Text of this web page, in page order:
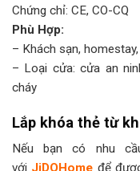
Chứng chỉ: CE, CO-CQ
Phù Hợp:
– Khách sạn,
– Loại cửa: cửa an
cháy
Lắp khóa thẻ từ
Nếu bạn có nhu
với JiDOHome để